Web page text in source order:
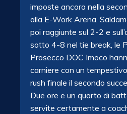
imposte ancora nella
alla E-Work Arena.
poi raggiunte sul 2-2 e
sotto 4-8 nel tie break, le
Prosecco DOC Imoco
carniere con un
rush finale il secondo
Due ore e un quarto di
servite certamente a